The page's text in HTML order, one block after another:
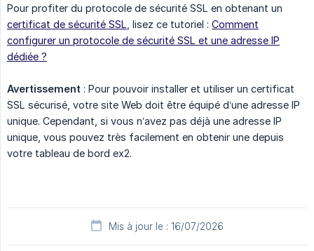
Pour profiter du protocole de sécurité SSL en obtenant un
certificat de sécurité SSL , lisez ce tutoriel : Comment
configurer un protocole de sécurité SSL et une adresse IP
dédiée ?
Avertissement : Pour pouvoir installer et utiliser un certificat
SSL sécurisé, votre site Web doit être équipé d’une adresse IP
unique. Cependant, si vous n’avez pas déjà une adresse IP
unique, vous pouvez très facilement en obtenir une depuis
votre tableau de bord ex2.
Mis à jour le : 16/07/2026